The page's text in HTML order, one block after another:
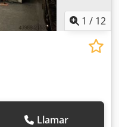
1 / 12
Llamar